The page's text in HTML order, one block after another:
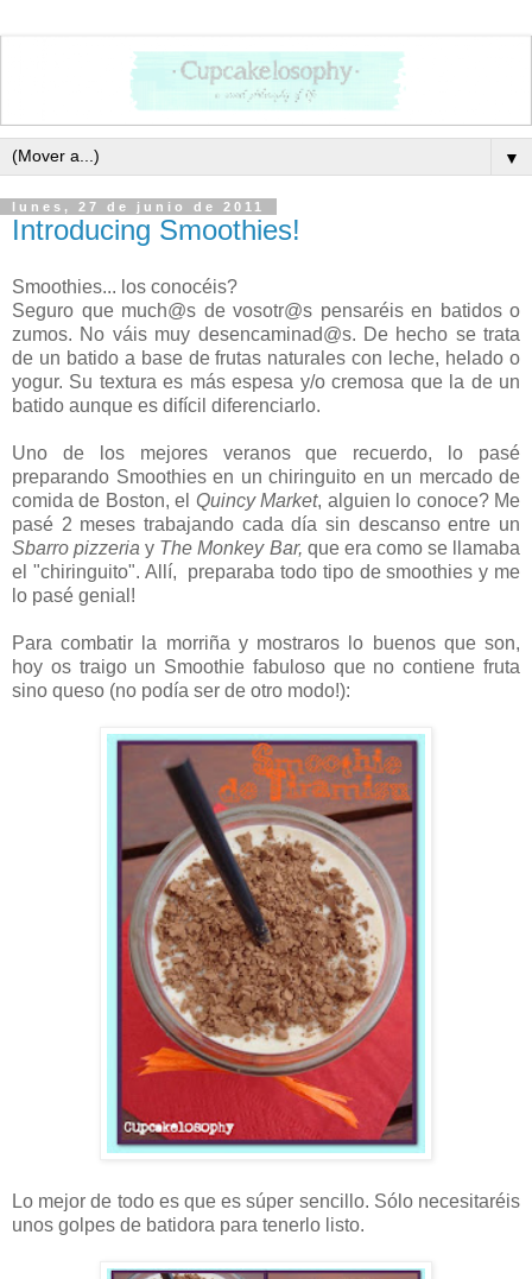
▼
lunes, 27 de junio de 2011
Introducing Smoothies!
Smoothies... los conocéis?
Seguro que much@s de vosotr@s pensaréis en batidos o
zumos. No váis muy desencaminad@s. De hecho se trata
de un batido a base de frutas naturales con leche, helado o
yogur. Su textura es más espesa y/o cremosa que la de un
batido aunque es difícil diferenciarlo.
Uno de los mejores veranos que recuerdo, lo pasé
preparando Smoothies en un chiringuito en un mercado de
comida de Boston, el Quincy Market, alguien lo conoce? Me
pasé 2 meses trabajando cada día sin descanso entre un
Sbarro pizzeria y The Monkey Bar, que era como se llamaba
el "chiringuito". Allí, preparaba todo tipo de smoothies y me
lo pasé genial!
Para combatir la morriña y mostraros lo buenos que son,
hoy os traigo un Smoothie fabuloso que no contiene fruta
sino queso (no podía ser de otro modo!):
Lo mejor de todo es que es súper sencillo. Sólo necesitaréis
unos golpes de batidora para tenerlo listo.